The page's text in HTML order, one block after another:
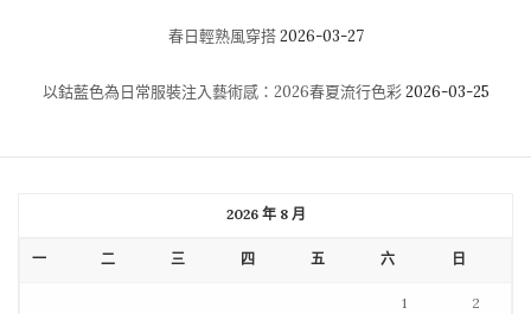
春日輕熟風穿搭 2026-03-27
以鈷藍色為日常服裝注入藝術感：2026春夏流行色彩 2026-03-25
2026 年 8 月
一 二 三 四 五 六 日
1 2